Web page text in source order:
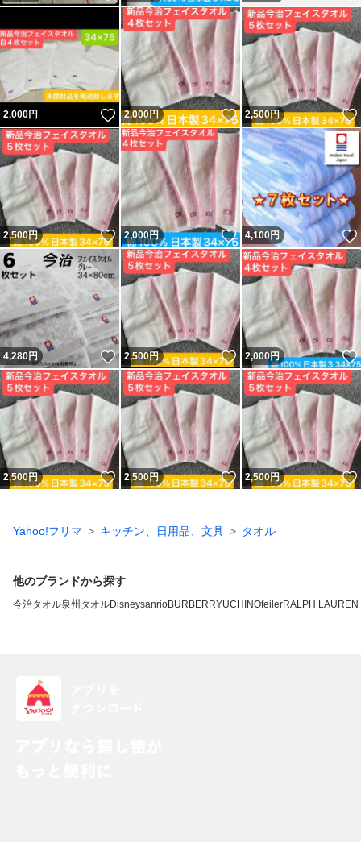
2,000円 いいね！
2,000円 いいね！
2,500円
2,500円 いいね！
2,000円 いいね！
4,100円
4,280円 いいね！
2,500円 いいね！
2,000円
2,500円 いいね！
2,500円 いいね！
2,500円
Yahoo!フリマ キッチン、日用品、文具 タオル
他のブランドから探す
今治タオル泉州タオルDisneysanrioBURBERRYUCHINOfeilerRALPH LAUREN